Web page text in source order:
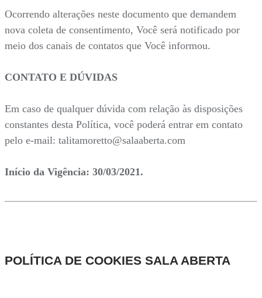
Ocorrendo alterações neste documento que demandem
nova coleta de consentimento, Você será notificado por
meio dos canais de contatos que Você informou.
CONTATO E DÚVIDAS
Em caso de qualquer dúvida com relação às disposições
constantes desta Política, você poderá entrar em contato
pelo e-mail: talitamoretto@salaaberta.com
Início da Vigência: 30/03/2021.
POLÍTICA DE COOKIES SALA ABERTA